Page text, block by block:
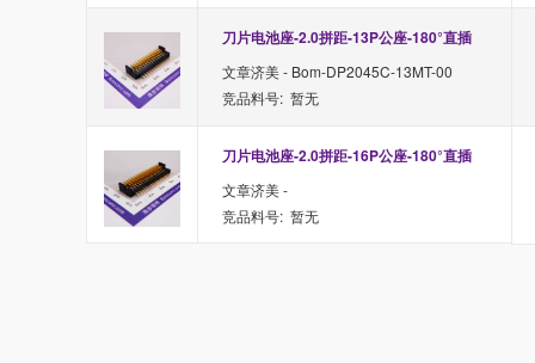
刀片电池座-2.0拼距-13P公座-180°直插
文章济美 - Bom-DP2045C-13MT-00
竞品料号: 暂无
刀片电池座-2.0拼距-16P公座-180°直插
文章济美 -
竞品料号: 暂无